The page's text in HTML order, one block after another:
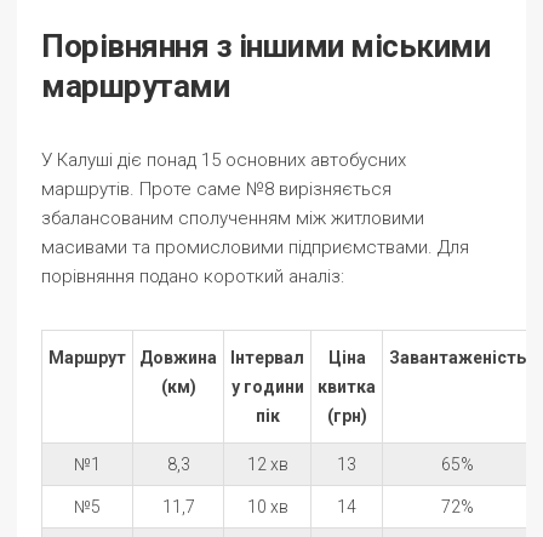
Порівняння з іншими міськими
маршрутами
У Калуші діє понад 15 основних автобусних
маршрутів. Проте саме №8 вирізняється
збалансованим сполученням між житловими
масивами та промисловими підприємствами. Для
порівняння подано короткий аналіз:
Маршрут
Довжина
(км)
Інтервал
у години
пік
Ціна
квитка
(грн)
Завантаженість
№1 8,3 12 хв 13 65%
№5 11,7 10 хв 14 72%